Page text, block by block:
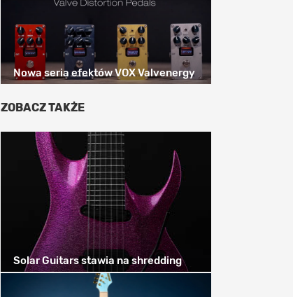
Nowa seria efektów VOX Valvenergy
ZOBACZ TAKŻE
Solar Guitars stawia na shredding